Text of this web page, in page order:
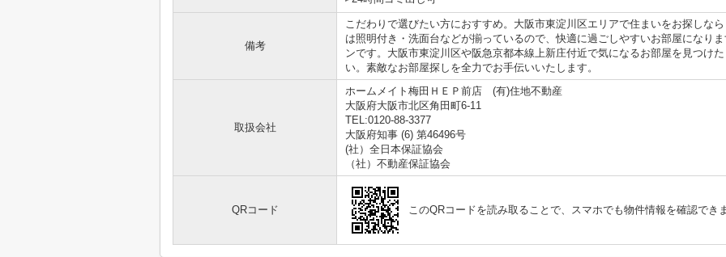
備考
こだわりで選びたい方におすすめ。大阪市東淀川区エリアで住まいをお探しな
は照明付き・洗面台などが揃っているので、快適に過ごしやすいお部屋になり
ンです。大阪市東淀川区や阪急京都本線上新庄付近で気になるお部屋を見つけ
い。素敵なお部屋探しを全力でお手伝いいたします。
取扱会社
ホームメイト梅田ＨＥＰ前店 (有)住地不動産
大阪府大阪市北区角田町6-11
TEL:0120-88-3377
大阪府知事 (6) 第46496号
(社）全日本保証協会
（社）不動産保証協会
QRコード このQRコードを読み取ることで、スマホでも物件情報を確認でき